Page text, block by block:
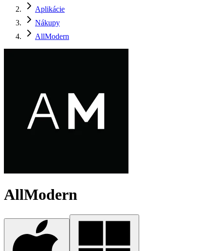
Aplikácie
Nákupy
AllModern
AllModern